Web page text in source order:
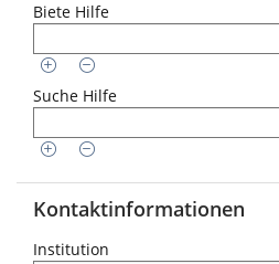
Biete Hilfe
Suche Hilfe
Kontaktinformationen
Institution